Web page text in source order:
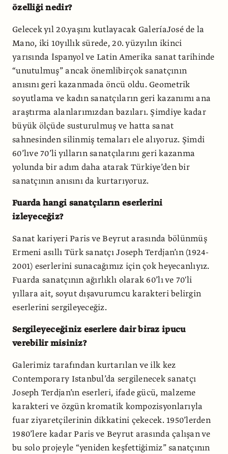
özelliği nedir?
Gelecek yıl 20.yaşını kutlayacak GaleríaJosé de la
Mano, iki 10yıllık sürede, 20. yüzyılın ikinci
yarısında İspanyol ve Latin Amerika sanat tarihinde
“unutulmuş” ancak önemlibirçok sanatçının
anısını geri kazanmada öncü oldu. Geometrik
soyutlama ve kadın sanatçıların geri kazanımı ana
araştırma alanlarımızdan bazıları. Şimdiye kadar
büyük ölçüde susturulmuş ve hatta sanat
sahnesinden silinmiş temaları ele alıyoruz. Şimdi
60’lıve 70’li yılların sanatçılarını geri kazanma
yolunda bir adım daha atarak Türkiye’den bir
sanatçının anısını da kurtarıyoruz.
Fuarda hangi sanatçıların eserlerini
izleyeceğiz?
Sanat kariyeri Paris ve Beyrut arasında bölünmüş
Ermeni asıllı Türk sanatçı Joseph Terdjan’ın (1924-
2001) eserlerini sunacağımız için çok heyecanlıyız.
Fuarda sanatçının ağırlıklı olarak 60’lı ve 70'li
yıllara ait, soyut dışavurumcu karakteri belirgin
eserlerini sergileyeceğiz.
Sergileyeceğiniz eserlere dair biraz ipucu
verebilir misiniz?
Galerimiz tarafından kurtarılan ve ilk kez
Contemporary Istanbul’da sergilenecek sanatçı
Joseph Terdjan’ın eserleri, ifade gücü, malzeme
karakteri ve özgün kromatik kompozisyonlarıyla
fuar ziyaretçilerinin dikkatini çekecek. 1950’lerden
1980’lere kadar Paris ve Beyrut arasında çalışan ve
bu solo projeyle “yeniden keşfettiğimiz” sanatçının